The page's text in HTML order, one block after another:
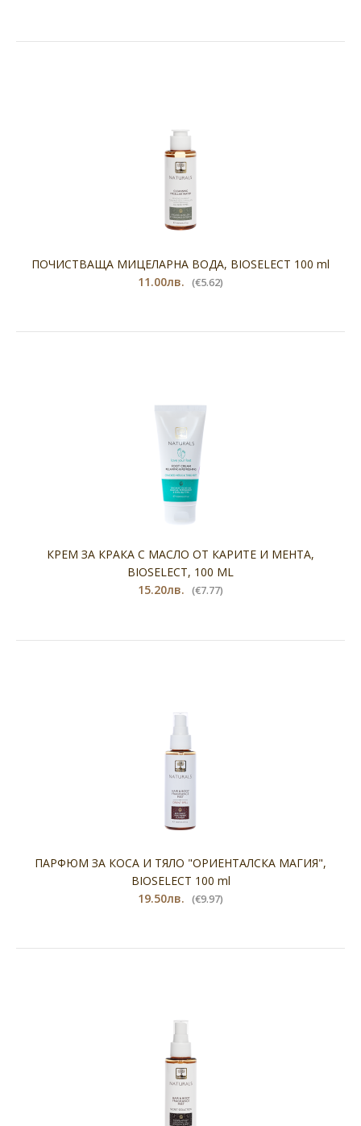
ПОЧИСТВАЩА МИЦЕЛАРНА ВОДА, BIOSELECT 100 ml
11.00лв. (€5.62)
КРЕМ ЗА КРАКА С МАСЛО ОТ КАРИТЕ И МЕНТА,
BIOSELECT, 100 ML
15.20лв. (€7.77)
ПАРФЮМ ЗА КОСА И ТЯЛО "ОРИЕНТАЛСКА МАГИЯ",
BIOSELECT 100 ml
19.50лв. (€9.97)